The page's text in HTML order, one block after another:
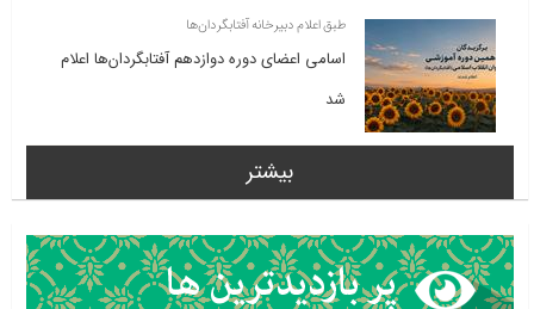
طبق اعلام دبیرخانه آفتابگردان‌ها
اسامی اعضای دوره دوازدهم آفتابگردان‌ها اعلام
شد
بیشتر